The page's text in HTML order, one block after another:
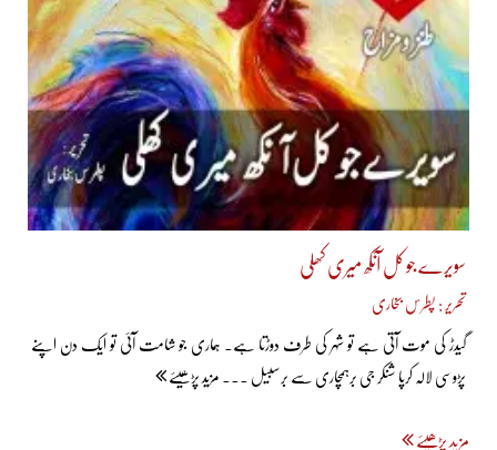
سویرے جو کل آنکھ میری کھلی
تحریر : پطرس بخاری
گیدڑ کی موت آتی ہے تو شہر کی طرف دوڑتا ہے۔ ہماری جو شامت آئی تو ایک دن اپنے
پڑوسی لالہ کرپا شنکر جی برہمچاری سے برسبیل ... مزید پڑھیئے
مزید پڑھیئے